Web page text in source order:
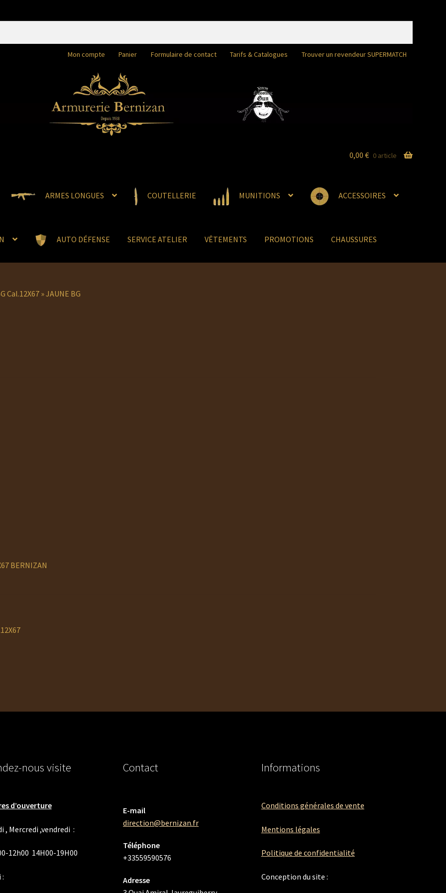
Mon compte Panier Formulaire de contact Tarifs & Catalogues Trouver un revendeur SUPERMATCH
ARMES LONGUES COUTELLERIE MUNITIONS ACCESSOIRES
AUTO DÉFENSE SERVICE ATELIER VÊTEMENTS PROMOTIONS CHAUSSURES
0,00 € 0 article
Cal.12X67 »JAUNE BG
BERNIZAN
nous visite
d’ouverture
, Mercredi ,vendredi :
12h00 14H00-19H00
:
Contact
E-mail
direction@bernizan.fr
Téléphone
+33559590576
Adresse
Informations
Conditions générales de vente
Mentions légales
Politique de confidentialité
Conception du site :